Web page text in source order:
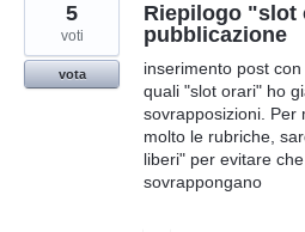
Riepilogo "slot
pubblicazione
inserimento post
quali "slot orari" ho
sovrapposizioni. Per
molto le rubriche,
liberi" per evitare
sovrappongano
5
voti
vota